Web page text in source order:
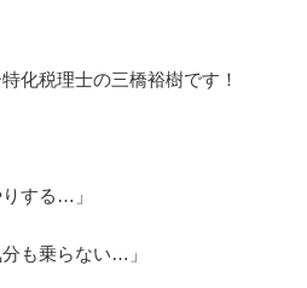
化税理士の三橋裕樹です！
する…」
も乗らない…」